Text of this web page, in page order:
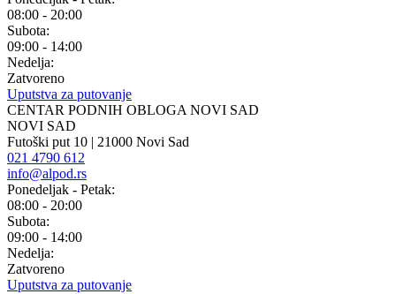
08:00 - 20:00
Subota:
09:00 - 14:00
Nedelja:
Zatvoreno
Uputstva za putovanje
CENTAR PODNIH OBLOGA NOVI SAD
NOVI SAD
Futoški put 10 | 21000 Novi Sad
021 4790 612
info@alpod.rs
Ponedeljak - Petak:
08:00 - 20:00
Subota:
09:00 - 14:00
Nedelja:
Zatvoreno
Uputstva za putovanje